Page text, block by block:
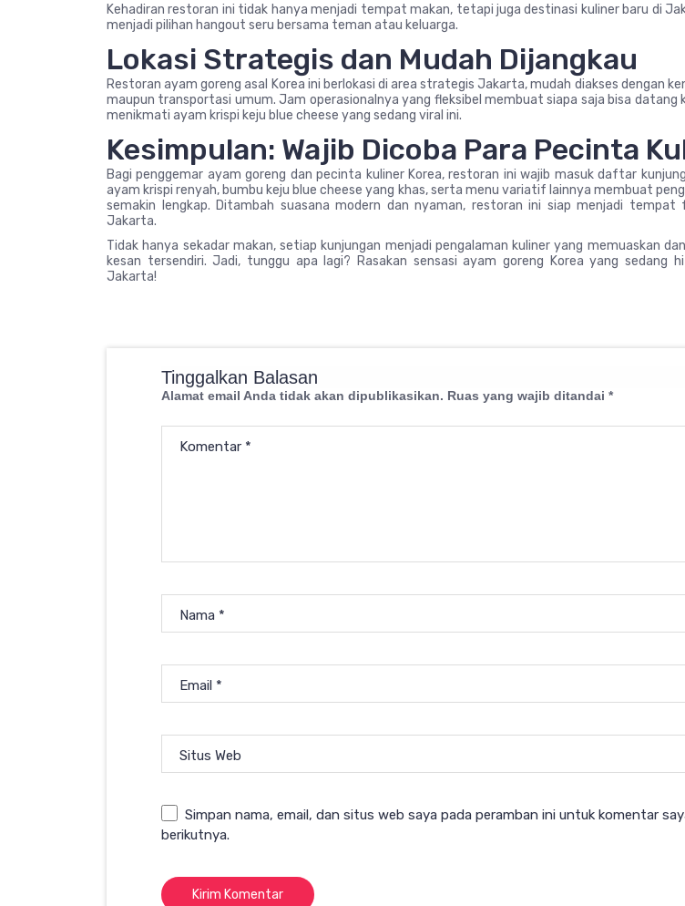
Kehadiran restoran ini tidak hanya menjadi tempat makan, tetapi juga destinasi kuliner baru di
menjadi pilihan hangout seru bersama teman atau keluarga.
Lokasi Strategis dan Mudah Dijangkau
Restoran ayam goreng asal Korea ini berlokasi di area strategis Jakarta, mudah diakses dengan
maupun transportasi umum. Jam operasionalnya yang fleksibel membuat siapa saja bisa datang
menikmati ayam krispi keju blue cheese yang sedang viral ini.
Kesimpulan: Wajib Dicoba Para Pecinta
Bagi penggemar ayam goreng dan pecinta kuliner Korea, restoran ini wajib masuk daftar
ayam krispi renyah, bumbu keju blue cheese yang khas, serta menu variatif lainnya membuat
semakin lengkap. Ditambah suasana modern dan nyaman, restoran ini siap menjadi
Jakarta.
Tidak hanya sekadar makan, setiap kunjungan menjadi pengalaman kuliner yang memuaskan
kesan tersendiri. Jadi, tunggu apa lagi? Rasakan sensasi ayam goreng Korea yang sedang
Jakarta!
Tinggalkan Balasan
Alamat email Anda tidak akan dipublikasikan. Ruas yang wajib ditandai *
Komentar *
Nama *
Email *
Situs Web
Simpan nama, email, dan situs web saya pada peramban ini untuk komentar
berikutnya.